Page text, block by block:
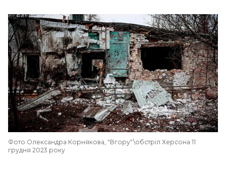
Фото Олександра Корнякова, "Вгору"\обстріл Херсона 11
грудня 2023 року